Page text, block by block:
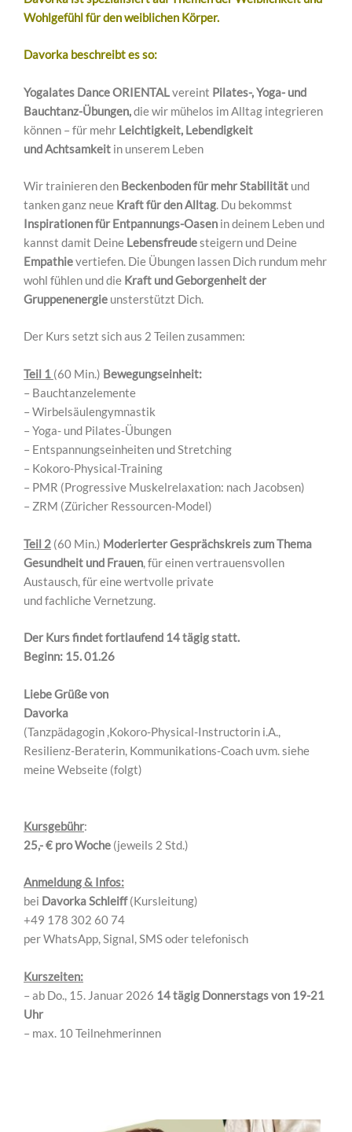
Wohlgefühl für den weiblichen Körper.
Davorka beschreibt es so:
Yogalates Dance ORIENTALvereint Pilates-, Yoga- und
Bauchtanz-Übungen,die wir mühelos im Alltag integrieren
können – für mehr Leichtigkeit, Lebendigkeit
und Achtsamkeit in unserem Leben
Wir trainieren den Beckenboden für mehr Stabilität und
tanken ganz neue Kraft für den Alltag. Du bekommst
Inspirationen für Entpannungs-Oasen in deinem Leben und
kannst damit Deine Lebensfreudesteigern und Deine
Empathievertiefen. Die Übungen lassen Dich rundum mehr
wohl fühlen und die Kraft und Geborgenheit der
Gruppenenergie unsterstützt Dich.
Der Kurs setzt sich aus 2 Teilen zusammen:
Teil 1 (60 Min.) Bewegungseinheit:
– Bauchtanzelemente
– ⁠Wirbelsäulengymnastik
– ⁠Yoga- und Pilates-Übungen
– ⁠Entspannungseinheiten und Stretching
– ⁠Kokoro-Physical-Training
– ⁠PMR (Progressive Muskelrelaxation: nach Jacobsen)
– ZRM (Züricher Ressourcen-Model)
Teil 2 (60 Min.) Moderierter Gesprächskreiszum Thema
Gesundheit und Frauen, für einen vertrauensvollen
Austausch, für eine wertvolle private
und fachliche Vernetzung.
Der Kurs findet fortlaufend 14 tägig statt.
Beginn: 15. 01.26
Liebe Grüße von
Davorka
(Tanzpädagogin ,Kokoro-Physical-Instructorin i.A.,
Resilienz-Beraterin, Kommunikations-Coach uvm. siehe
meine Webseite (folgt)
Kursgebühr:
25,- € pro Woche (jeweils 2 Std.)
Anmeldung & Infos:
bei Davorka Schleiff(Kursleitung)
+49 178 302 60 74
per WhatsApp, Signal, SMS oder telefonisch
Kurszeiten:
– ab Do., 15. Januar 2026 14 tägig Donnerstags von 19-21
Uhr
– ⁠max. 10 Teilnehmerinnen